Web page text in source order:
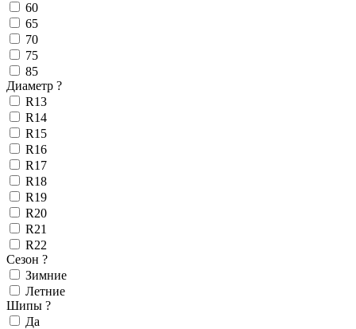
60
65
70
75
85
Диаметр ?
R13
R14
R15
R16
R17
R18
R19
R20
R21
R22
Сезон ?
Зимние
Летние
Шипы ?
Да